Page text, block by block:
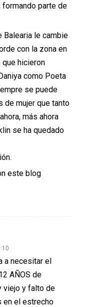
parte de
Balearia le cambie
con la zona en
que hicieron
como Poeta
se puede
de mujer que tanto
más ahora
se ha quedado
este blog
a necesitar el
AÑOS de
viejo y falto de
en el estrecho